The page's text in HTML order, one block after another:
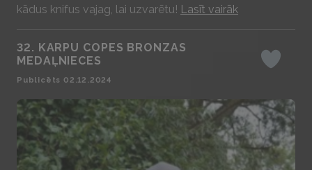
kādus knifus vajag, lai uzvarētu! Lasīt vairāk
32. KARPU COPES BRONZAS
MEDAĻNIECES
Publicēts 02.12.2024
Iepatikas